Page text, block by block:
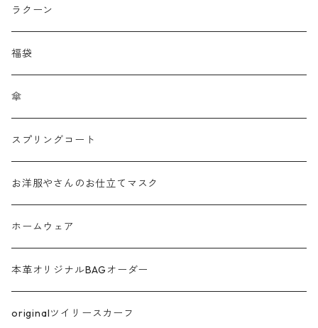
刺繍レース
メッシュ
チュール
フリンジ フェザー
シャギー
ラメ
サテン
綿ローン
ラクーン
福袋
傘
スプリングコート
お洋服やさんのお仕立てマスク
ホームウェア
本革オリジナルBAGオーダー
originalツイリースカーフ